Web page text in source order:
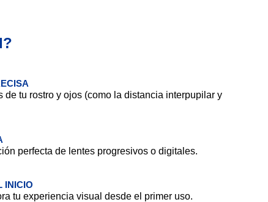
de tu rostro y ojos (como la distancia interpupilar y
perfecta de lentes progresivos o digitales.
INICIO
tu experiencia visual desde el primer uso.